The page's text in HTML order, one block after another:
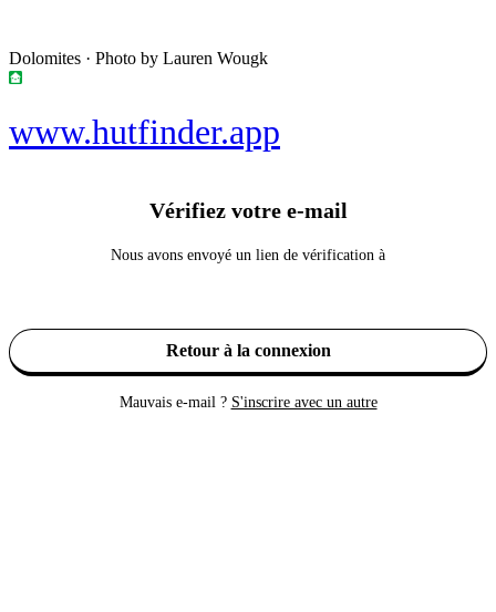
Dolomites · Photo by Lauren Wougk
www.hutfinder.app
Vérifiez votre e-mail
Nous avons envoyé un lien de vérification à
Retour à la connexion
Mauvais e-mail ? S'inscrire avec un autre